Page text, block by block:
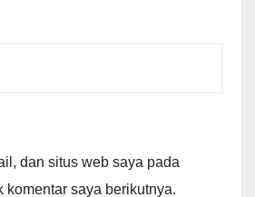
dan situs web saya pada
komentar saya berikutnya.